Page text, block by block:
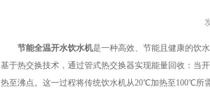
节能全温开水饮水机是一种高效、节能且健康的饮
基于热交换技术，通过管式热交换器实现能量回收：当
热至沸点。这一过程将传统饮水机从20℃加热至100℃所